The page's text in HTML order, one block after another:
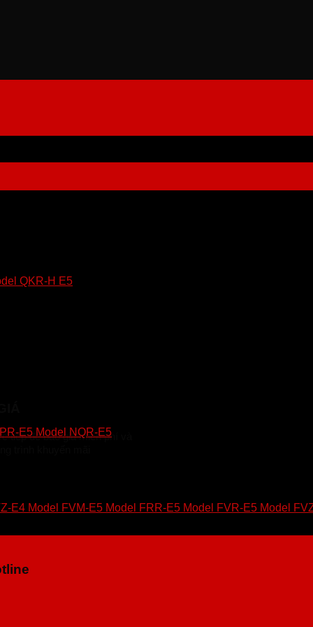
tiếp để báo giá miễn phí và
QKR-H E5
E5 Model NQR-E5
E4 Model FVM-E5 Model FRR-E5 Model FVR-E5 Model